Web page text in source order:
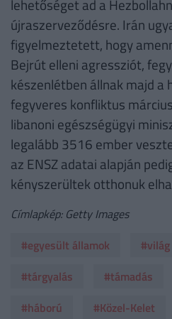
lehetőséget ad a
újraszerveződésre. Irán
figyelmeztetett, hogy
Bejrút elleni agressziót,
készenlétben állnak majd a
fegyveres konfliktus
libanoni egészségügyi
legalább 3516 ember
az ENSZ adatai alapján
kényszerültek otthonuk
Címlapkép: Getty Images
#egyesült államok
#világ
#tárgyalás
#támadás
#háború
#Közel-Kelet